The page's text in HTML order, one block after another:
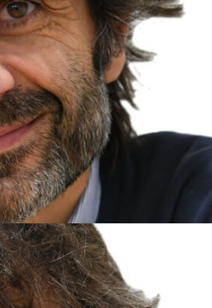
SUBSCREVA JÁ!